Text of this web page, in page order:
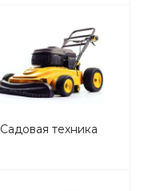
Садовая техника